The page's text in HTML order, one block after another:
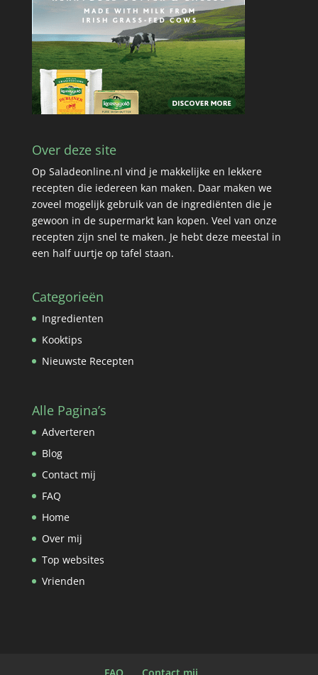
Over deze site
Op Saladeonline.nl vind je makkelijke en lekkere
recepten die iedereen kan maken. Daar maken we
zoveel mogelijk gebruik van de ingrediënten die je
gewoon in de supermarkt kan kopen. Veel van onze
recepten zijn snel te maken. Je hebt deze meestal in
een half uurtje op tafel staan.
Categorieën
Ingredienten
Kooktips
Nieuwste Recepten
Alle Pagina’s
Adverteren
Blog
Contact mij
FAQ
Home
Over mij
Top websites
Vrienden